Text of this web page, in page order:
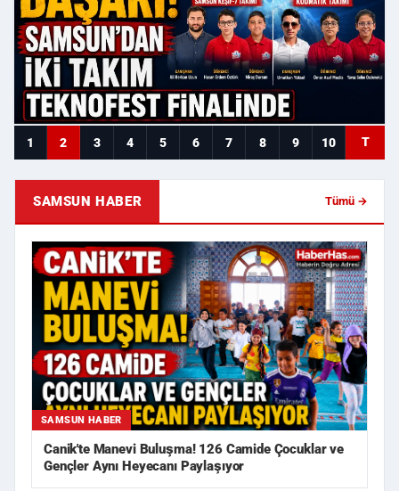
1 2 3 4 5 6 7 8 9 10 T
SAMSUN HABER Tümü →
SAMSUN HABER
Canik'te Manevi Buluşma! 126 Camide Çocuklar ve
Gençler Aynı Heyecanı Paylaşıyor